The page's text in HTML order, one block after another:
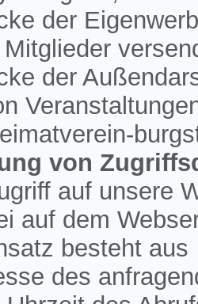
der
der
von
auf unsere
auf dem
besteht aus
des